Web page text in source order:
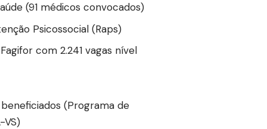
(91 médicos convocados)
Psicossocial (Raps)
com 2.241 vagas nível
(Programa de
VS)